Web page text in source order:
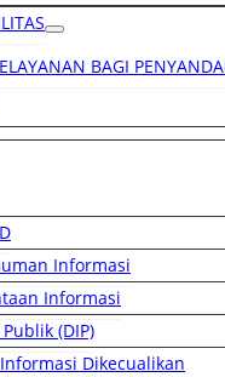
BAGI
Informasi
Informasi
(DIP)
Dikecualikan